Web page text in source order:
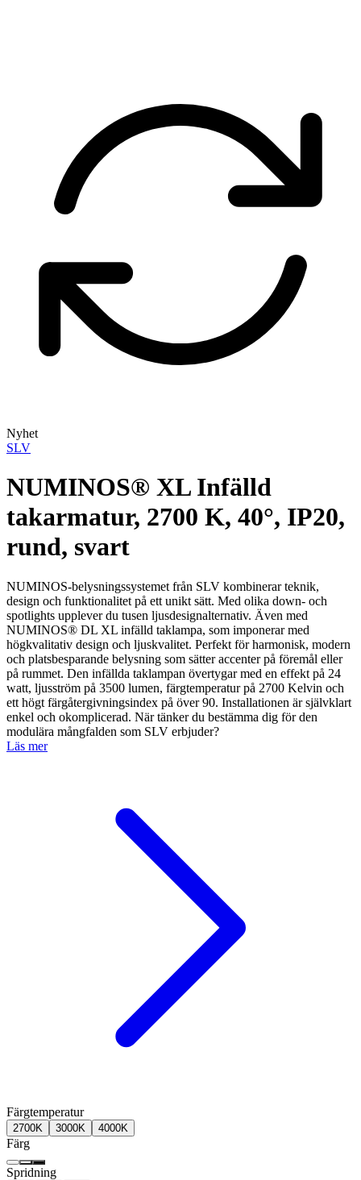
Nyhet
SLV
NUMINOS® XL Infälld
takarmatur, 2700 K, 40°, IP20,
rund, svart
NUMINOS-belysningssystemet från SLV kombinerar teknik,
design och funktionalitet på ett unikt sätt. Med olika down- och
spotlights upplever du tusen ljusdesignalternativ. Även med
NUMINOS® DL XL infälld taklampa, som imponerar med
högkvalitativ design och ljuskvalitet. Perfekt för harmonisk, modern
och platsbesparande belysning som sätter accenter på föremål eller
på rummet. Den infällda taklampan övertygar med en effekt på 24
watt, ljusström på 3500 lumen, färgtemperatur på 2700 Kelvin och
ett högt färgåtergivningsindex på över 90. Installationen är självklart
enkel och okomplicerad. När tänker du bestämma dig för den
modulära mångfalden som SLV erbjuder?
Läs mer
Färgtemperatur
2700K 3000K 4000K
Färg
Spridning